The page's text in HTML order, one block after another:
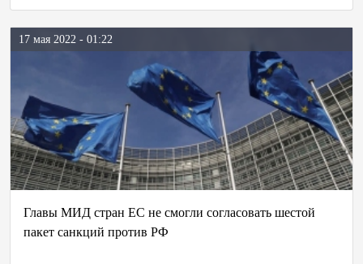
17 мая 2022 - 01:22
Главы МИД стран ЕС не смогли согласовать шестой
пакет санкций против РФ